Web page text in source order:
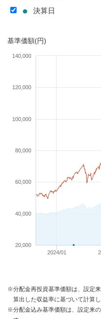
決算日
基準価額(円)
2024/01
20,000
40,000
60,000
80,000
100,000
120,000
140,000
※分配金再投資基準価額は、設定
算出した収益率に基づいて計算し
※分配金込み基準価額は、設定来